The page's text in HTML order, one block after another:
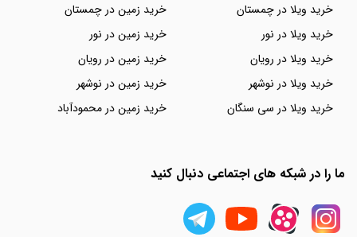
خرید ویلا در چمستان
خرید ویلا در نور
خرید ویلا در رویان
خرید ویلا در نوشهر
خرید ویلا در سی سنگان
خرید زمین در چمستان
خرید زمین در نور
خرید زمین در رویان
خرید زمین در نوشهر
خرید زمین در محمودآباد
ما را در شبکه های اجتماعی دنبال کنید